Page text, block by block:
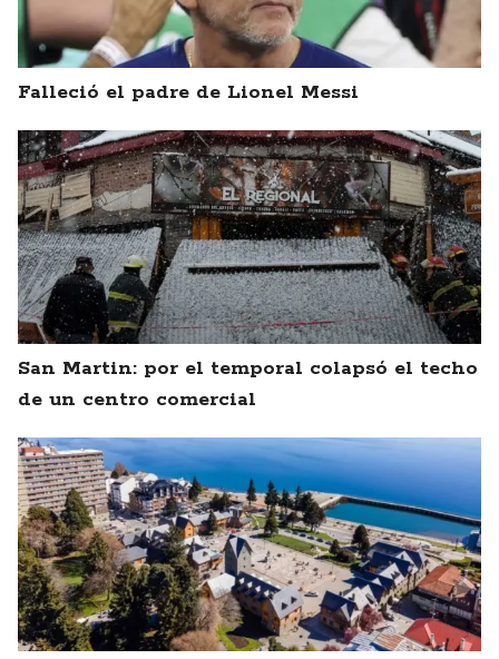
Falleció el padre de Lionel Messi
San Martin: por el temporal colapsó el techo
de un centro comercial